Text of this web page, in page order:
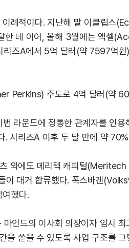
례적이다. 지난해 말 이클립스
한 데 이어, 올해 3월에는 액셀
즈A에서 5억 달러(약 7597억원
Perkins) 주도로 4억 달러(약
라운드에 정통한 관계자를 인
시리즈A 이후 두 달 만에 약
외에도 메리텍 캐피털
대거 합류했다. 폭스바겐
했다.
인드의 이사회 의장이자 임시
을 쏟을 수 있도록 사업 구조를